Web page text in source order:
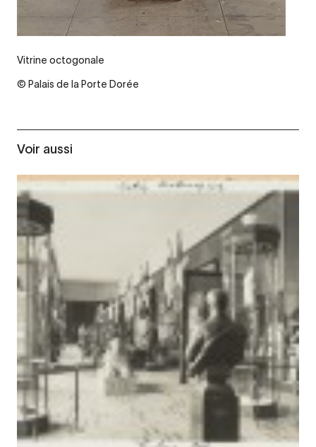
Vitrine octogonale
© Palais de la Porte Dorée
Voir aussi